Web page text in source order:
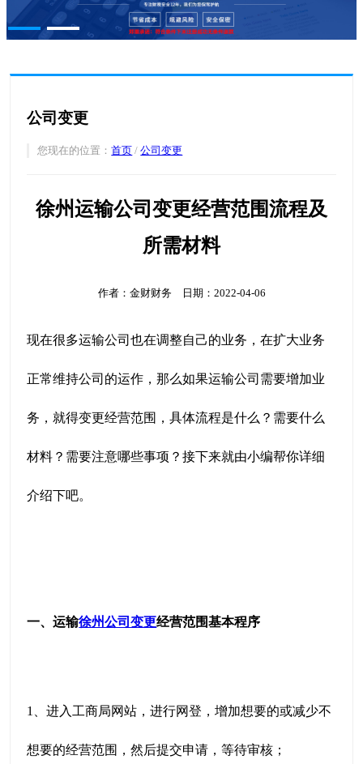
新闻中心
联系我们
公司变更
您现在的位置：首页 /公司变更
徐州运输公司变更经营范围流程及
所需材料
作者：金财财务 日期：2022-04-06
现在很多运输公司也在调整自己的业务，在扩大业务
正常维持公司的运作，那么如果运输公司需要增加业
务，就得变更经营范围，具体流程是什么？需要什么
材料？需要注意哪些事项？接下来就由小编帮你详细
介绍下吧。
一、运输徐州公司变更经营范围基本程序
1、进入工商局网站，进行网登，增加想要的或减少不
想要的经营范围，然后提交申请，等待审核；